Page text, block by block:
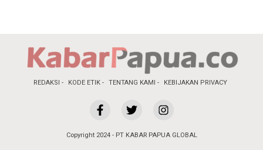
REDAKSI KODE ETIK TENTANG KAMI KEBIJAKAN PRIVACY
Copyright 2024 - PT KABAR PAPUA GLOBAL